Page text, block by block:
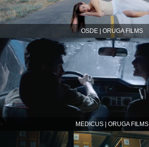
OSDE | ORUGA FILMS
MEDICUS | ORUGA FILMS